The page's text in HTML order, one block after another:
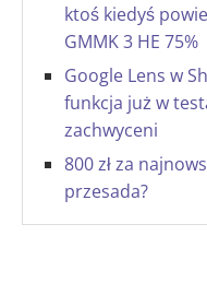
ktoś kiedyś
GMMK 3 HE 75%
Google Lens w
funkcja już w
zachwyceni
800 zł za
przesada?